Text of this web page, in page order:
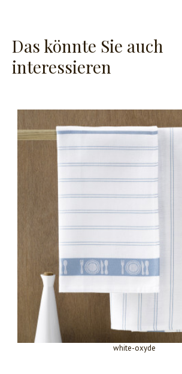
Das könnte Sie auch
interessieren
white-oxyde